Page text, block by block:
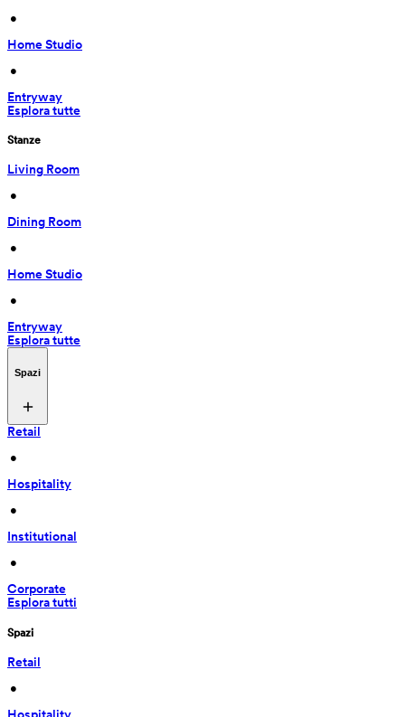
•
Home Studio
•
Entryway
Esplora tutte
Stanze
Living Room
•
Dining Room
•
Home Studio
•
Entryway
Esplora tutte
Spazi
Retail
•
Hospitality
•
Institutional
•
Corporate
Esplora tutti
Spazi
Retail
•